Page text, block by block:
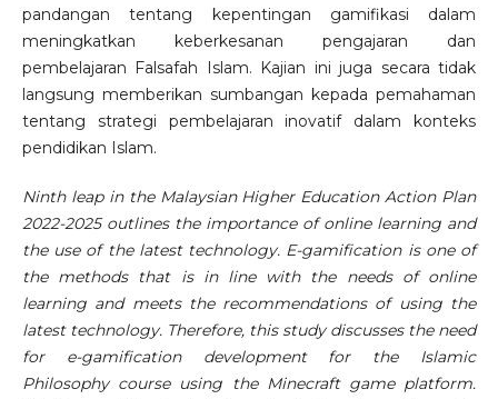
pandangan tentang kepentingan gamifikasi dalam
meningkatkan keberkesanan pengajaran dan
pembelajaran Falsafah Islam. Kajian ini juga secara tidak
langsung memberikan sumbangan kepada pemahaman
tentang strategi pembelajaran inovatif dalam konteks
pendidikan Islam.
Ninth leap in the Malaysian Higher Education Action Plan
2022-2025 outlines the importance of online learning and
the use of the latest technology. E-gamification is one of
the methods that is in line with the needs of online
learning and meets the recommendations of using the
latest technology. Therefore, this study discusses the need
for e-gamification development for the Islamic
Philosophy course using the Minecraft game platform.